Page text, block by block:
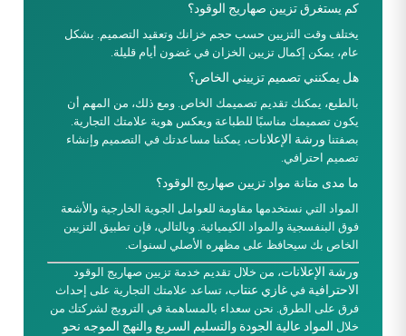
كم يستغرق تزيين صهاريج الوقود؟
يختلف وقت التزيين حسب حجم خزانك وتعقيد التصميم. بشكل
عام، يمكن إكمال تزيين الخزان في غضون أيام قليلة.
هل يمكنني تصميم تزييني الخاص؟
بالطبع، يمكنك تقديم تصميمك الخاص. ومع ذلك، من المهم أن
يكون تصميمك مناسبًا للطباعة ويعكس هوية علامتك التجارية.
بصفتنا ورشة الإعلانات، يمكننا مساعدتك في التصميم وإنشاء
تصميم احترافي.
ما مدى متانة مواد تزيين صهاريج الوقود؟
المواد التي نستخدمها مقاومة للعوامل الجوية الخارجية والأشعة
فوق البنفسجية والمواد الكيميائية. وبالتالي، فإن تطبيق التزيين
الخاص بك سيحافظ على مظهره الأصلي لسنوات.
ورشة الإعلانات، من خلال تقديم خدمة تزيين صهاريج الوقود
الاحترافية في غازي عنتاب، تساعد علامتك التجارية على إحداث
فرق على الطرق. نحن سعداء بالمساهمة في الترويج لشركتك من
خلال المواد عالية الجودة والتسليم السريع والنهج الموجه نحو